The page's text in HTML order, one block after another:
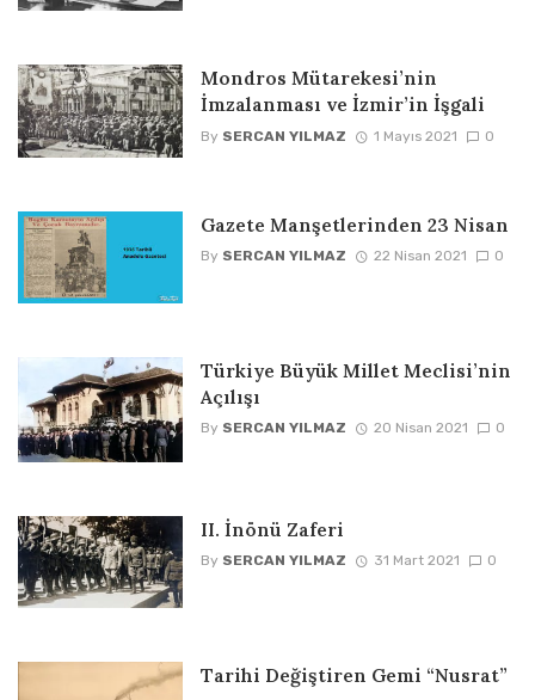
Mondros Mütarekesi’nin
İmzalanması ve İzmir’in İşgali
By SERCAN YILMAZ 1 Mayıs 2021 0
Gazete Manşetlerinden 23 Nisan
By SERCAN YILMAZ 22 Nisan 2021 0
Türkiye Büyük Millet Meclisi’nin
Açılışı
By SERCAN YILMAZ 20 Nisan 2021 0
II. İnönü Zaferi
By SERCAN YILMAZ 31 Mart 2021 0
Tarihi Değiştiren Gemi “Nusrat”